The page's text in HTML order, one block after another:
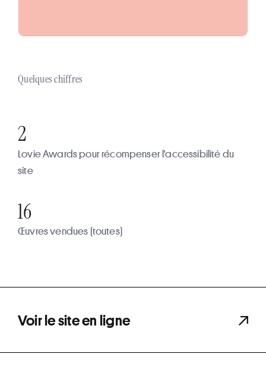
Quelques chiffres
2
Lovie Awards pour récompenser l'accessibilité du
site
16
Œuvres vendues (toutes)
Voir le site en ligne